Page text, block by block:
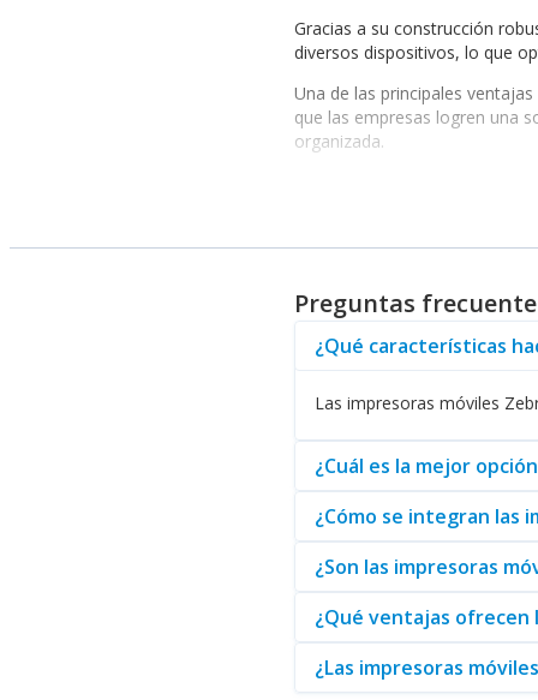
Gracias a su construcción
diversos dispositivos, lo que
Una de las principales
que las empresas logren una
organizada.
Eficiencia y Rendimiento
traduce en una mayor
empresa opere de manera
Adicionalmente, la facilidad
para cualquier empleado.
ámbito de las impresoras
Preguntas
¿Qué características
Las impresoras móviles
¿Cuál es la mejor
¿Cómo se integran las
¿Son las impresoras
¿Qué ventajas ofrecen
¿Las impresoras